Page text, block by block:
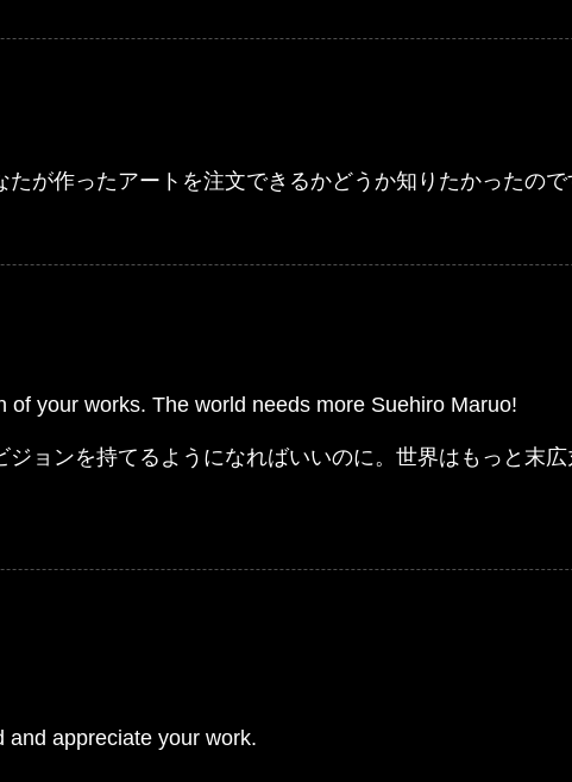
が作ったアートを注文できるかどうか知りたかったので
your works. The world needs more Suehiro Maruo!
ョンを持てるようになればいいのに。世界はもっと末
and appreciate your work.